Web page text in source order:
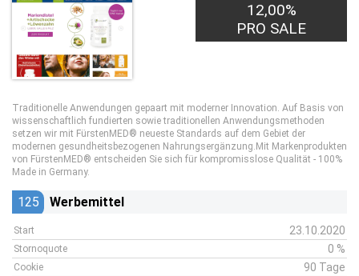
12,00%
PRO SALE
Traditionelle Anwendungen gepaart mit moderner Innovation. Auf Basis von
wissenschaftlich fundierten sowie traditionellen Anwendungsmethoden
setzen wir mit FürstenMED® neueste Standards auf dem Gebiet der
modernen gesundheitsbezogenen Nahrungsergänzung.Mit Markenprodukten
von FürstenMED® entscheiden Sie sich für kompromisslose Qualität - 100%
Made in Germany.
125 Werbemittel
Start 23.10.2020
Stornoquote 0 %
Cookie 90 Tage